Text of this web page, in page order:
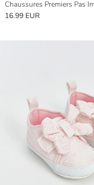
16.99 EUR